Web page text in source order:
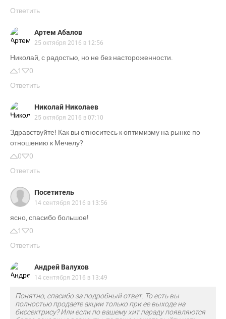
Ответить
Артем Абалов
25 октября 2016 в 12:56
Николай, с радостью, но не без настороженности.
1
0
Ответить
Николай Николаев
25 октября 2016 в 07:10
Здравствуйте! Как вы относитесь к оптимизму на рынке по
отношению к Мечелу?
0
0
Ответить
Посетитель
14 сентября 2016 в 13:56
ясно, спасибо большое!
1
0
Ответить
Андрей Валухов
14 сентября 2016 в 13:49
Понятно, спасибо за подробный ответ. То есть вы
полностью продаете акции только при ее выходе на
биссектрису? Или если по вашему хит параду появляются